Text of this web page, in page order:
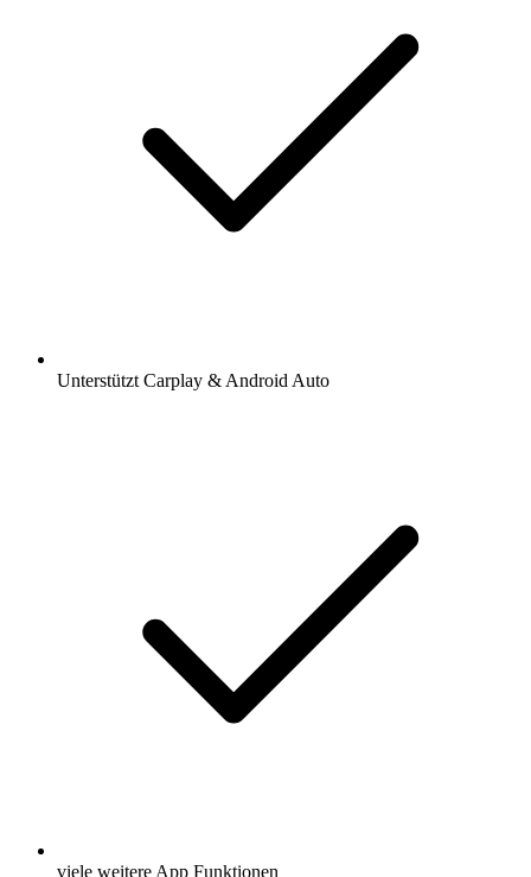
Unterstützt Carplay & Android Auto
viele weitere App Funktionen